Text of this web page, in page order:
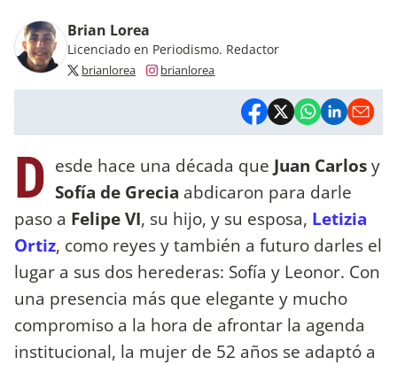
Brian Lorea
Licenciado en Periodismo. Redactor
brianlorea brianlorea
D esde hace una década que Juan Carlosy
Sofía de Grecia abdicaron para darle
paso a Felipe VI, su hijo, y su esposa, Letizia
Ortiz, como reyes y también a futuro darles el
lugar a sus dos herederas: Sofía y Leonor. Con
una presencia más que elegante y mucho
compromiso a la hora de afrontar la agenda
institucional, la mujer de 52 años se adaptó a